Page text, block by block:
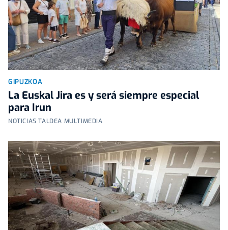
GIPUZKOA
La Euskal Jira es y será siempre especial
para Irun
NOTICIAS TALDEA MULTIMEDIA